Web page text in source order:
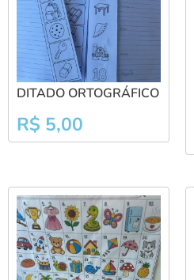
DITADO ORTOGRÁFICO
R$ 5,00